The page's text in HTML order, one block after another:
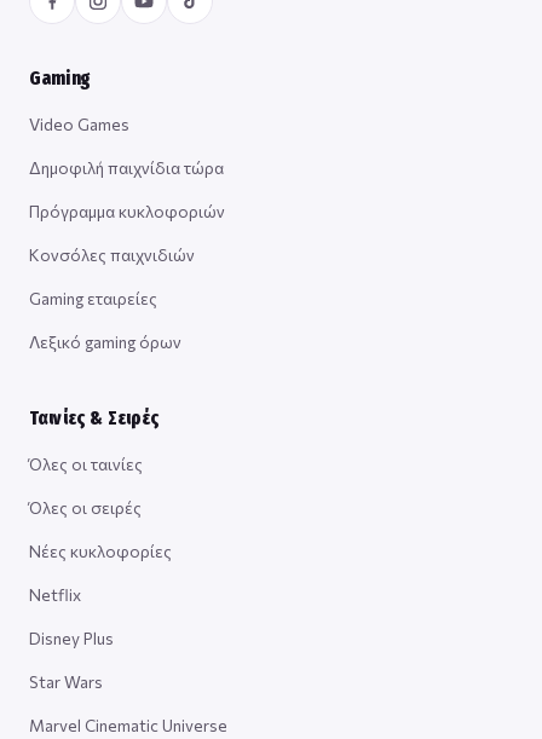
Gaming
Video Games
Δημοφιλή παιχνίδια τώρα
Πρόγραμμα κυκλοφοριών
Κονσόλες παιχνιδιών
Gaming εταιρείες
Λεξικό gaming όρων
Ταινίες & Σειρές
Όλες οι ταινίες
Όλες οι σειρές
Νέες κυκλοφορίες
Netflix
Disney Plus
Star Wars
Marvel Cinematic Universe